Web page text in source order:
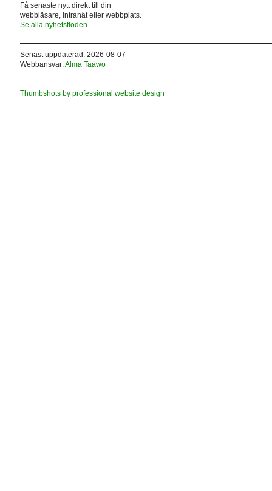
Få senaste nytt direkt till din
webbläsare, intranät eller webbplats.
Se alla nyhetsflöden.
Senast uppdaterad: 2026-08-07
Webbansvar:Alma Taawo
Thumbshots by professional website design